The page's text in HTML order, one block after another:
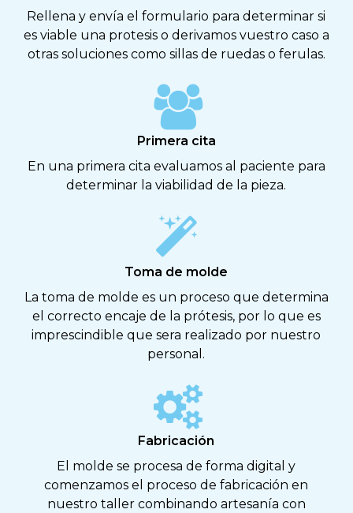
Rellena y envía el formulario para determinar si
es viable una protesis o derivamos vuestro caso a
otras soluciones como sillas de ruedas o ferulas.
Primera cita
En una primera cita evaluamos al paciente para
determinar la viabilidad de la pieza.
Toma de molde
La toma de molde es un proceso que determina
el correcto encaje de la prótesis, por lo que es
imprescindible que sera realizado por nuestro
personal.
Fabricación
El molde se procesa de forma digital y
comenzamos el proceso de fabricación en
nuestro taller combinando artesanía con